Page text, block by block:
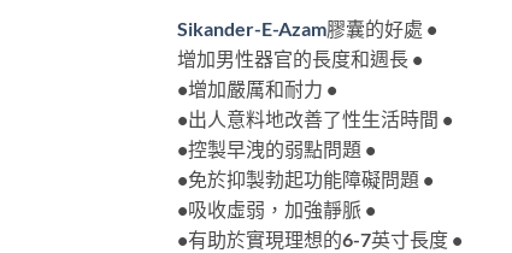
Sikander-E-Azam膠囊的好處 •
增加男性器官的長度和週長 •
•增加嚴厲和耐力 •
•出人意料地改善了性生活時間 •
•控製早洩的弱點問題 •
•免於抑製勃起功能障礙問題 •
•吸收虛弱，加強靜脈 •
•有助於實現理想的6-7英寸長度 •